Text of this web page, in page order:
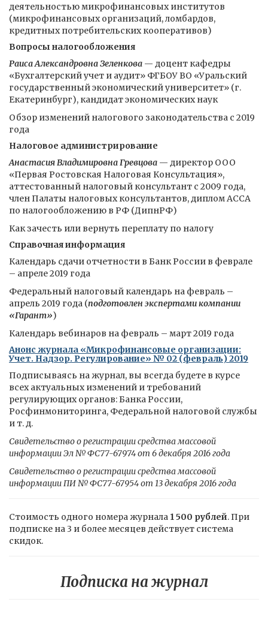
деятельностью микрофинансовых институтов
(микрофинансовых организаций, ломбардов,
кредитных потребительских кооперативов)
Вопросы налогообложения
Раиса Александровна Зеленкова — доцент кафедры
«Бухгалтерский учет и аудит» ФГБОУ ВО «Уральский
государственный экономический университет» (г.
Екатеринбург), кандидат экономических наук
Обзор изменений налогового законодательства с 2019
года
Налоговое администрирование
Анастасия Владимировна Гревцова — директор ООО
«Первая Ростовская Налоговая Консультация»,
аттестованный налоговый консультант с 2009 года,
член Палаты налоговых консультантов, диплом АССА
по налогообложению в РФ (ДипнРФ)
Как зачесть или вернуть переплату по налогу
Справочная информация
Календарь сдачи отчетности в Банк России в феврале
– апреле 2019 года
Федеральный налоговый календарь на февраль –
апрель 2019 года (подготовлен экспертами компании
«Гарант»)
Календарь вебинаров на февраль – март 2019 года
Анонс журнала «Микрофинансовые организации:
Учет. Надзор. Регулирование» № 02 (февраль) 2019
Подписываясь на журнал, вы всегда будете в курсе
всех актуальных изменений и требований
регулирующих органов: Банка России,
Росфинмониторинга, Федеральной налоговой службы
и т. д.
Свидетельство о регистрации средства массовой
информации Эл № ФС77-67974 от 6 декабря 2016 года
Свидетельство о регистрации средства массовой
информации ПИ № ФС77-67954 от 13 декабря 2016 года
Стоимость одного номера журнала 1 500 рублей. При
подписке на 3 и более месяцев действует система
скидок.
Подписка на журнал